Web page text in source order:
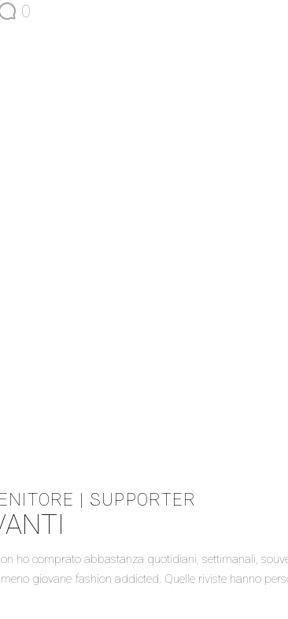
0
| SUPPORTER
ho comprato abbastanza quotidiani, settimanali,
giovane fashion addicted. Quelle riviste hanno